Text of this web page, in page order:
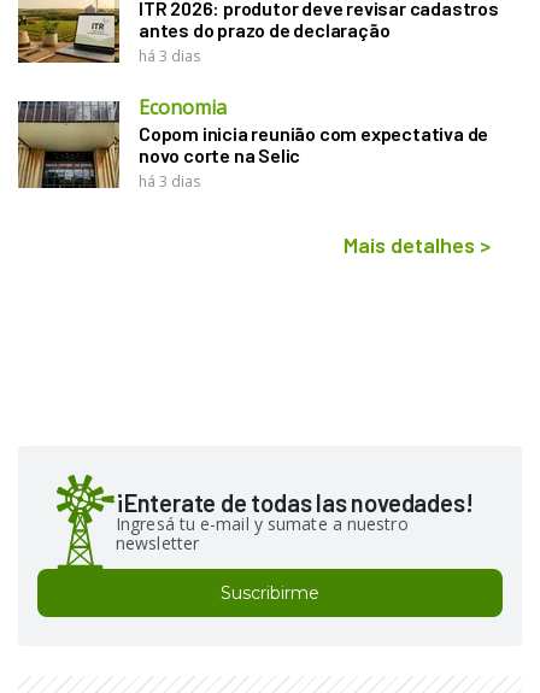
ITR 2026: produtor deve revisar cadastros
antes do prazo de declaração
há 3 dias
Economia
Copom inicia reunião com expectativa de
novo corte na Selic
há 3 dias
Mais detalhes >
¡Enterate de todas las novedades!
Ingresá tu e-mail y sumate a nuestro
newsletter
Suscribirme